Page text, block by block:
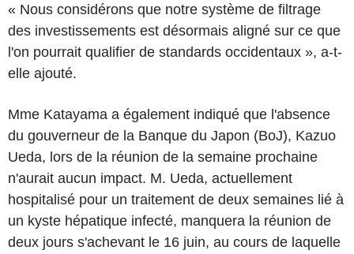
« Nous considérons que notre système de filtrage
des investissements est désormais aligné sur ce que
l'on pourrait qualifier de standards occidentaux », a-t-
elle ajouté.
Mme Katayama a également indiqué que l'absence
du gouverneur de la Banque du Japon (BoJ), Kazuo
Ueda, lors de la réunion de la semaine prochaine
n'aurait aucun impact. M. Ueda, actuellement
hospitalisé pour un traitement de deux semaines lié à
un kyste hépatique infecté, manquera la réunion de
deux jours s'achevant le 16 juin, au cours de laquelle